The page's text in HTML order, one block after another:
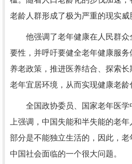
老龄人群形成了极为严重的现实威
他强调了老年健康在人民群众
要性，并呼吁要健全老年健康服
养老政策，推进医养结合、探索
老年宜居环境，从而实现健康老龄
全国政协委员、国家老年医学
上强调，中国失能和半失能的老
部分是不能独立生活的，因此，
中国社会面临的一个很大问题。